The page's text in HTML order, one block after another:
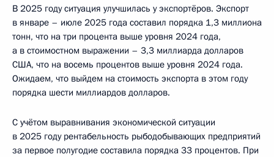
В 2025 году ситуация улучшилась у экспортёров. Экспорт
в январе – июле 2025 года составил порядка 1,3 миллиона
тонн, что на три процента выше уровня 2024 года,
а в стоимостном выражении – 3,3 миллиарда долларов
США, что на восемь процентов выше уровня 2024 года.
Ожидаем, что выйдем на стоимость экспорта в этом году
порядка шести миллиардов долларов.
С учётом выравнивания экономической ситуации
в 2025 году рентабельность рыбодобывающих предприятий
за первое полугодие составила порядка 33 процентов. При